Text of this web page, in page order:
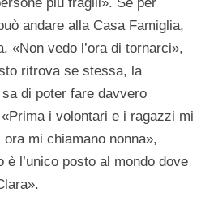
andare alla Casa Famiglia,
«Non vedo l’ora di tornarci»,
ritrova se stessa, la
di poter fare davvero
i volontari e i ragazzi mi
mi chiamano nonna»,
è l’unico posto al mondo dove